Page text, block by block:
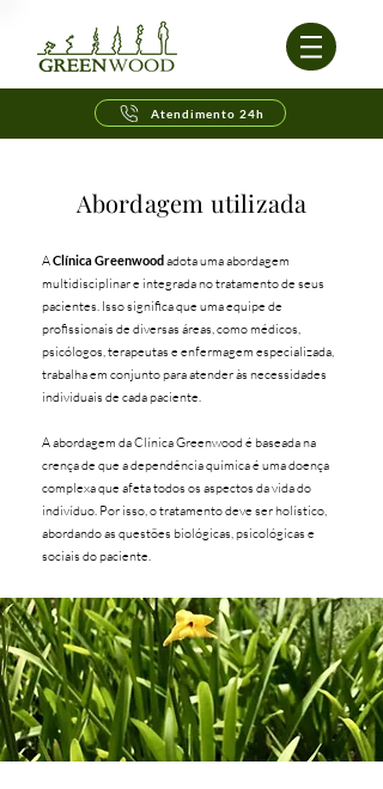
Atendimento 24h
Abordagem utilizada
AClínica Greenwoodadota uma abordagem
multidisciplinar e integrada no tratamento de seus
pacientes. Isso significa que uma equipe de
profissionais de diversas áreas, como médicos,
psicólogos, terapeutas e enfermagem especializada,
trabalha em conjunto para atender às necessidades
individuais de cada paciente.
​A abordagem da Clínica Greenwood é baseada na
crença de que a dependência química é uma doença
complexa que afeta todos os aspectos da vida do
indivíduo. Por isso, o tratamento deve ser holístico,
abordando as questões biológicas, psicológicas e
sociais do paciente.